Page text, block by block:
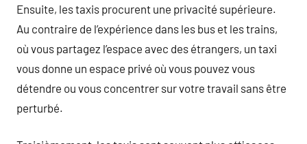
Ensuite, les taxis procurent une privacité supérieure.
Au contraire de l’expérience dans les bus et les trains,
où vous partagez l’espace avec des étrangers, un taxi
vous donne un espace privé où vous pouvez vous
détendre ou vous concentrer sur votre travail sans être
perturbé.